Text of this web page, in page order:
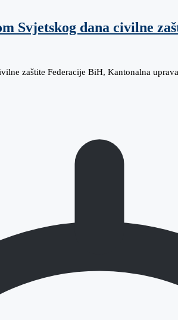
Svjetskog dana civilne
zaštite Federacije BiH, Kantonalna